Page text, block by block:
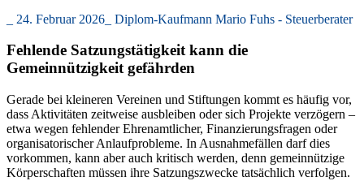
24. Februar 2026 Diplom-Kaufmann Mario Fuhs - Steuerberater
Fehlende Satzungstätigkeit kann die
Gemeinnützigkeit gefährden
Gerade bei kleineren Vereinen und Stiftungen kommt es häufig vor,
dass Aktivitäten zeitweise ausbleiben oder sich Projekte verzögern –
etwa wegen fehlender Ehrenamtlicher, Finanzierungsfragen oder
organisatorischer Anlaufprobleme. In Ausnahmefällen darf dies
vorkommen, kann aber auch kritisch werden, denn gemeinnützige
Körperschaften müssen ihre Satzungszwecke tatsächlich verfolgen.